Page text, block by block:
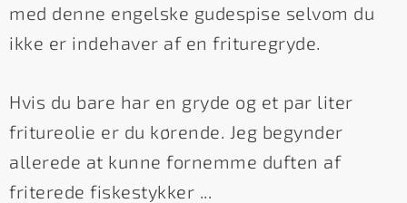
med denne engelske gudespise selvom du
ikke er indehaver af en frituregryde.
Hvis du bare har en gryde og et par liter
fritureolie er du kørende. Jeg begynder
allerede at kunne fornemme duften af
friterede fiskestykker ...